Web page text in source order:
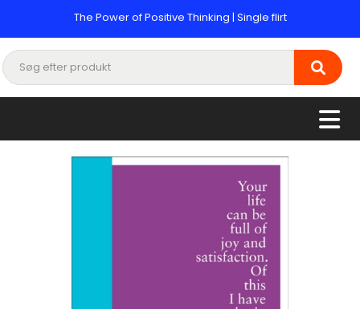
The Power of Positive Thinking | Single flirt